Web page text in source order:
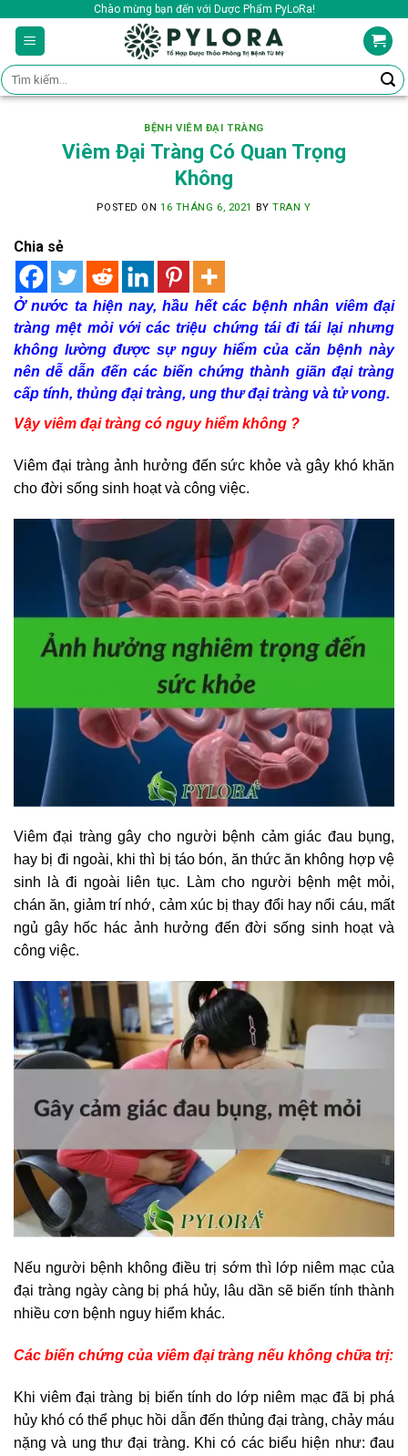
content
Chào mừng bạn đến với Dược Phẩm PyLoRa!
Tìm
kiếm:
BỆNH VIÊM ĐẠI TRÀNG
Viêm Đại Tràng Có Quan Trọng
Không
POSTED ON 16 THÁNG 6, 2021 BYTRAN Y
Chia sẻ
Ở nước ta hiện nay, hầu hết các bệnh nhân viêm đại
tràng mệt mỏi với các triệu chứng tái đi tái lại nhưng
không lường được sự nguy hiểm của căn bệnh này
nên dễ dẫn đến các biến chứng thành giãn đại tràng
cấp tính, thủng đại tràng, ung thư đại tràng và tử vong.
Vậy viêm đại tràng có nguy hiểm không ?
Viêm đại tràng ảnh hưởng đến sức khỏe và gây khó khăn
cho đời sống sinh hoạt và công việc.
Viêm đại tràng gây cho người bệnh cảm giác đau bụng,
hay bị đi ngoài, khi thì bị táo bón, ăn thức ăn không hợp vệ
sinh là đi ngoài liên tục. Làm cho người bệnh mệt mỏi,
chán ăn, giảm trí nhớ, cảm xúc bị thay đổi hay nổi cáu, mất
ngủ gây hốc hác ảnh hưởng đến đời sống sinh hoạt và
công việc.
Nếu người bệnh không điều trị sớm thì lớp niêm mạc của
đại tràng ngày càng bị phá hủy, lâu dần sẽ biến tính thành
nhiều cơn bệnh nguy hiểm khác.
Các biến chứng của viêm đại tràng nếu không chữa trị:
Khi viêm đại tràng bị biến tính do lớp niêm mạc đã bị phá
hủy khó có thể phục hồi dẫn đến thủng đại tràng, chảy máu
nặng và ung thư đại tràng. Khi có các biểu hiện như: đau